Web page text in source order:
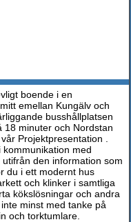
boende i en
emellan Kungälv och
busshållplatsen
18 minuter och Nordstan
Projektpresentation .
med
den information som
du i ett modernt hus
och klinker i samtliga
kökslösningar och andra
minst med tanke på
och torktumlare.